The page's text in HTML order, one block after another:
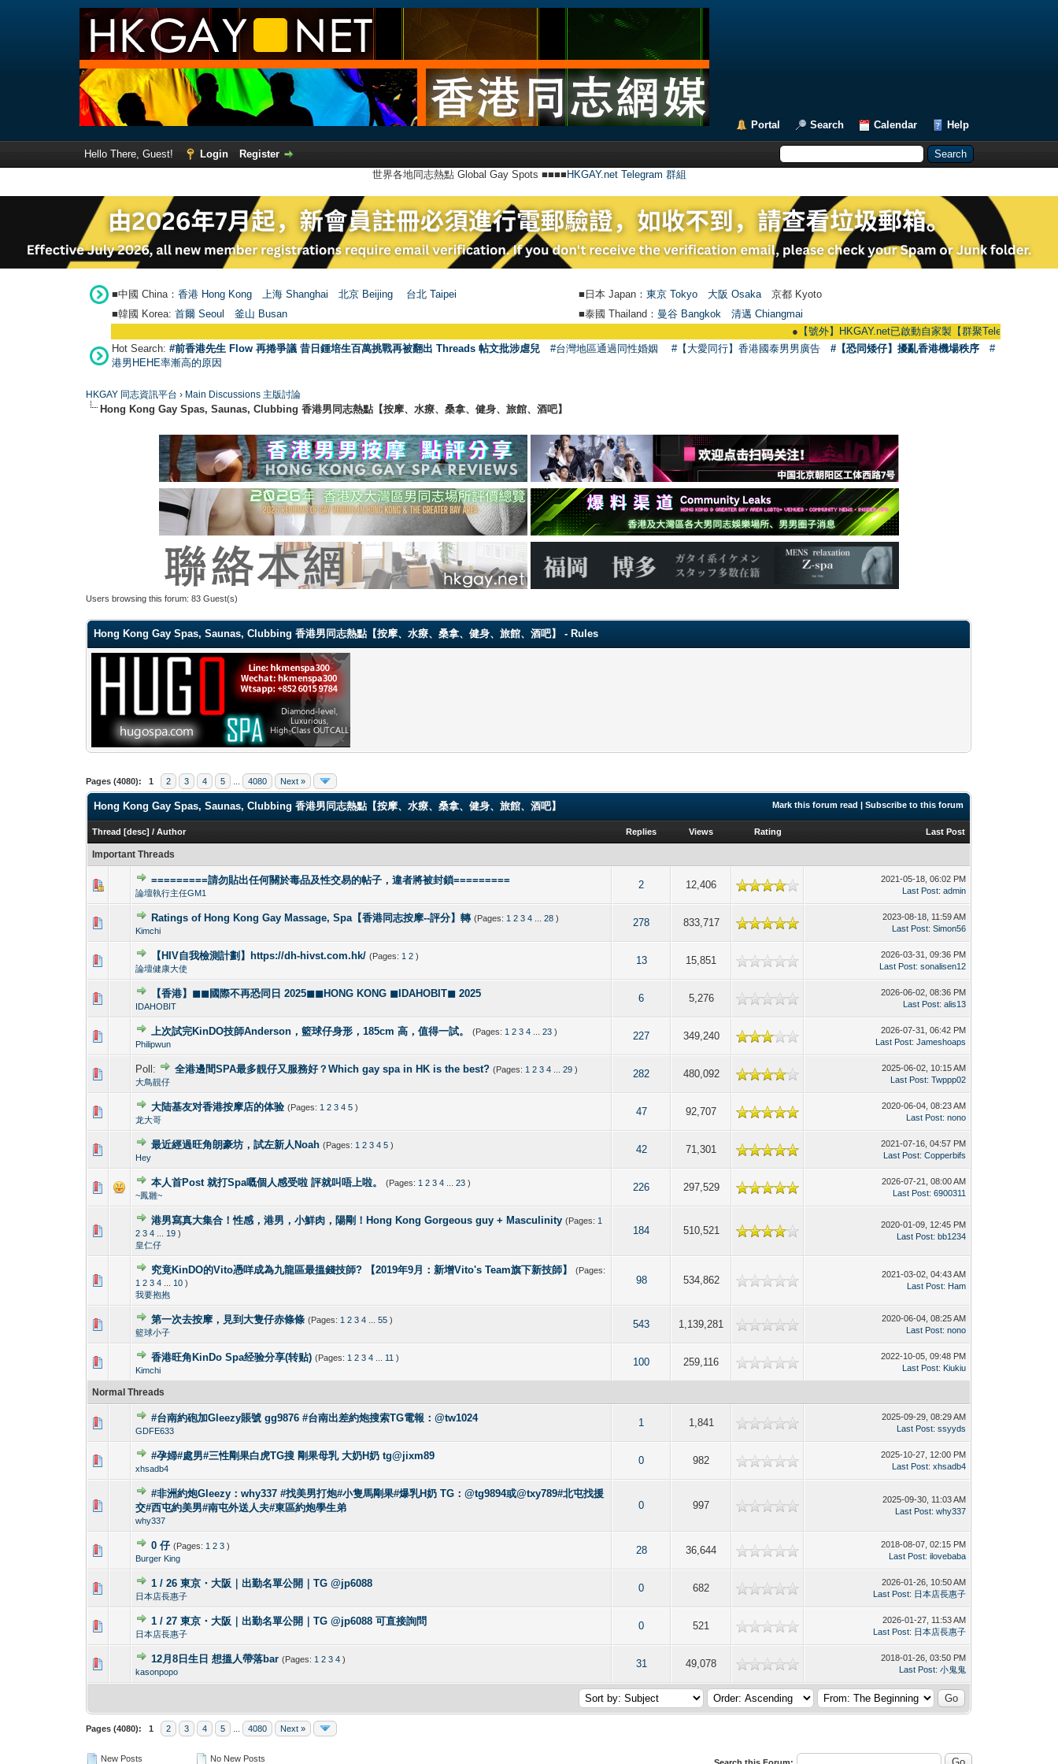
Portal Search Calendar Help
Hello There, Guest! Login
Register
世界各地同志熱點 Global Gay Spots ■■■■ HKGAY.net Telegram 群組
■中國 China： 香港 Hong Kong 上海 Shanghai 北京 Beijing 台北 Taipei ■日本 Japan： 東京 Tokyo 大阪 Osaka 京都 Kyoto
■韓國 Korea: 首爾 Seou 釜山 Busan ■泰國 Thailand： 曼谷 Bangkok
清邁 Chiangmai
【號外】HKGAY.net已啟動自家製【群聚Telegram群組】
Hot Search: #前香港先生 Flow 再捲爭議 昔日鍾培生百萬挑戰再被翻出 Threads 帖文批涉虐兒 #台灣地區通過同性婚姻 #【大愛同行】香港國泰男男廣告 #【恐同矮仔】擾亂香港機場秩序
#
港男HEHE率漸高的原因
HKGAY 同志資訊平台 › Main Discussions 主版討論
Hong Kong Gay Spas, Saunas, Clubbing 香港男同志熱點【按摩、水療、桑拿、健身、旅館、酒吧】
Users browsing this forum: 83 Guest(s)
Hong Kong Gay Spas, Saunas, Clubbing 香港男同志熱點【按摩、水療、桑拿、健身、旅館、酒吧】 - Rules
Pages (4080): 1 2 3 4 5 4080 Next »
Mark this forum read |Subscribe to this forum
Hong Kong Gay Spas, Saunas, Clubbing 香港男同志熱點【按摩、水療、桑拿、健身、旅館、酒吧】
Thread [desc] /Author Replies Views Rating Last Post
Important Threads
=========請勿貼出任何關於毒品及性交易的帖子，違者將被封鎖=========
論壇執行主任GM1
2 12,406
1 Vote(s) - 4 out of 5 in Average
12345
2021-05-18, 06:02 PM
Last Post:admin
Ratings of Hong Kong Gay Massage, Spa【香港同志按摩--評分】轉 (Pages: 1 2 3 4 ...28 )
Kimchi
278 833,717
1 Vote(s) - 5 out of 5 in Average
12 345
2023-08-18, 11:59 AM
Last Post:Simon56
【HIV自我檢測計劃】https://dh-hivst.com.hk/ (Pages: 1 2 )
論壇健康大使
13 15,851
0 Vote(s) - 0 out of 5 in Average
12345
2026-03-31, 09:36 PM
Last Post:sonalisen12
【香港】◼◼國際不再恐同日 2025◼◼HONG KONG ◼IDAHOBIT◼ 2025
IDAHOBIT
6 5,276
0 Vote(s) - 0 out of 5 in Average
12345
2026-06-02, 08:36 PM
Last Post:alis13
上次試完KinDO技師Anderson，籃球仔身形，185cm 高，值得一試。 (Pages: 1 2 3 4 ...23 )
Philipwun
227 349,240
2 Vote(s) - 2.5 out of 5 in Average
12345
2026-07-31, 06:42 PM
Last Post:Jameshoaps
Poll: 全港邊間SPA最多靚仔又服務好？Which gay spa in HK is the best? (Pages: 1 2 3 4 ...29 )
大鳥靚仔
282 480,092
1 Vote(s) - 4 out of 5 in Average
12345
2025-06-02, 10:15 AM
Last Post:Twppp02
大陆基友对香港按摩店的体验 (Pages: 1 2 3 4 5 )
龙大哥
47 92,707
1 Vote(s) - 5 out of 5 in Average
12
2020-06-04, 08:23 AM
Last Post:nono
最近經過旺角朗豪坊，試左新人Noah (Pages: 1 2 3 4 5 )
Hey
42 71,301
1 Vote(s) - 5 out of 5 in Average
1 2345
2021-07-16, 04:57 PM
Last Post:Copperbifs
本人首Post 就打Spa嘅個人感受啦 評就叫唔上啦。 (Pages: 1 2 3 4 ...23 )
~鳳雛~
226 297,529
1 Vote(s) - 5 out of 5 in Average
12345
2026-07-21, 08:00 AM
Last Post:6900311
港男寫真大集合！性感，港男，小鮮肉，陽剛！Hong Kong Gorgeous guy + Masculinity (Pages: 1
2 3 4 19 )
皇仁仔
184 510,521
2020-01-09, 12:45 PM
Last Post:bb1234
究竟KinDO的Vito憑咩成為九龍區最搵錢技師? 【2019年9月：新增Vito's Team旗下新技師】
(Pages:
1 2 3 4 10 )
我要抱抱
98 534,862
2021-03-02, 04:43 AM
Last Post: Ham
第一次去按摩，見到大隻仔赤條條 (Pages: 1 2 3 4 ...55 )
籃球小子
543 1,139,281
0 Vote(s) - 0 out of 5 in Average
1 2345
2020-06-04, 08:25 AM
Last Post:nono
香港旺角KinDo Spa经验分享(转贴) (Pages: 1 2 3 4 11 )
Kimchi
100 259,116
0 Vote(s) - 0 out of 5 in Average
1 2345
2022-10-05, 09:48 PM
Last Post: Kiukiu
Normal Threads
#台南約砲加Gleezy賬號 gg9876 #台南出差約炮搜索TG電報：@tw1024
GDFE633
1 1,841
0 Vote(s) - 0 out of 5 in Average
12345
2025-09-29, 08:29 AM
Last Post:ssyyds
#孕婦#處男#三性剛果白虎TG搜 剛果母乳 大奶H奶 tg@jixm89
xhsadb4
0 982
0 Vote(s) - 0 out of 5 in Average
123 45
2025-10-27, 12:00 PM
Last Post:xhsadb4
#非洲約炮Gleezy：why337 #找美男打炮#小隻馬剛果#爆乳H奶 TG：@tg9894或@txy789#北屯找援
交#西屯約美男#南屯外送人夫#東區約炮學生弟
why337
0 997
0 Vote(s) - 0 out of 5 in Average
1
2025-09-30, 11:03 AM
Last Post:why337
0 仔 (Pages: 1 2 3 )
Burger King
28 36,644
2018-08-07, 02:15 PM
Last Post:ilovebaba
1 / 26 東京・大阪｜出勤名單公開｜TG @jp6088
日本店長惠子
0 682
0 Vote(s) - 0 out of 5 in Average
12345
2026-01-26, 10:50 AM
Last Post: 日本店長惠子
1 / 27 東京・大阪｜出勤名單公開｜TG @jp6088 可直接詢問
日本店長惠子
0 521
0 Vote(s) - 0 out of 5 in Average
12345
2026-01-27, 11:53 AM
Last Post: 日本店長惠子
12月8日生日 想搵人帶落bar (Pages: 1 2 3 4 )
kasonpopo
31 49,078
0 Vote(s) - 0 out of 5 in Average
2018-01-26, 03:50 PM
Last Post:小鬼鬼
Pages (4080): 1 2 3 4 5 4080 Next »
New Posts No New Posts